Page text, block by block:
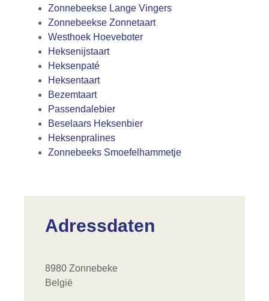
Zonnebeekse Lange Vingers
Zonnebeekse Zonnetaart
Westhoek Hoeveboter
Heksenijstaart
Heksenpaté
Heksentaart
Bezemtaart
Passendalebier
Beselaars Heksenbier
Heksenpralines
Zonnebeeks Smoefelhammetje
Adressdaten
8980 Zonnebeke
België